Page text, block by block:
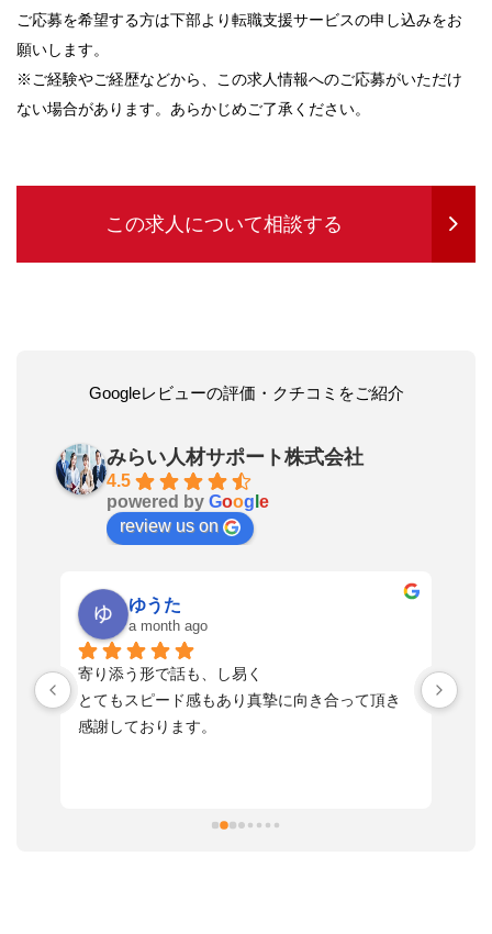
ご応募を希望する方は下部より転職支援サービスの申し込みをお
願いします。
※ご経験やご経歴などから、この求人情報へのご応募がいただけ
ない場合があります。あらかじめご了承ください。
この求人について相談する
Googleレビューの評価・クチコミをご紹介
みらい人材サポート株式会社
4.5
powered by Goog e
review us on
ゆうた
a month ago
寄り添う形で話も、し易く
とてもスピード感もあり真摯に向き合って頂き
感謝しております。